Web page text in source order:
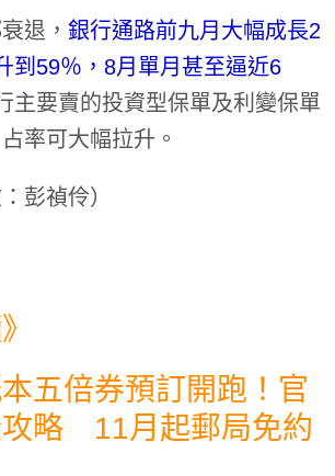
退，銀行通路前九月大幅成長2
到59％，8月單月甚至逼近6
主要賣的投資型保單及利變保單
率可大幅拉升。
彭禎伶）
五倍券預訂開跑！官
攻略 11月起郵局免約